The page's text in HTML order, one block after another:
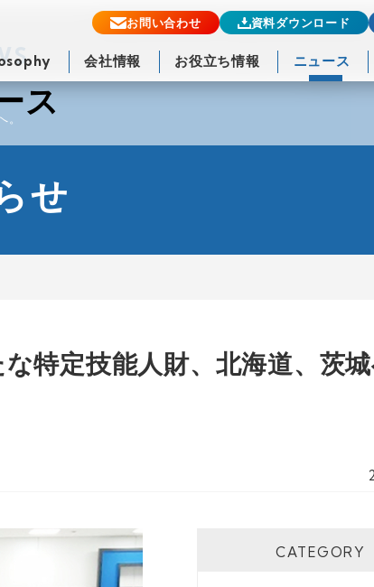
会社情報 お役立ち情報 ニュース
お問い合わせ 資料ダウンロード
ス
せ
特定技能人財、北海道、茨城
CATEGORY